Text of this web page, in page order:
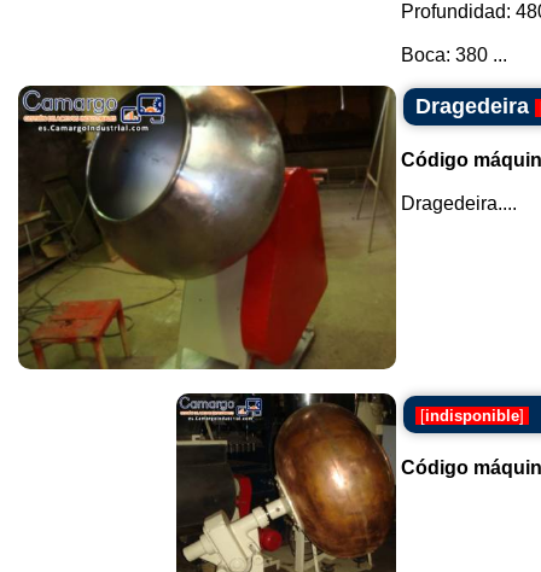
Profundidad:
Boca: 380 ...
Dragedeira
Código
Dragedeira....
[indisponible]
Código